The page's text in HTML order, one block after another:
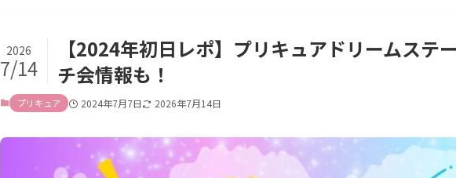
【2024年初日レポ】プリキュアドリームス
チ会情報も！
2026
7/14
プリキュア 2024年7月7日 2026年7月14日